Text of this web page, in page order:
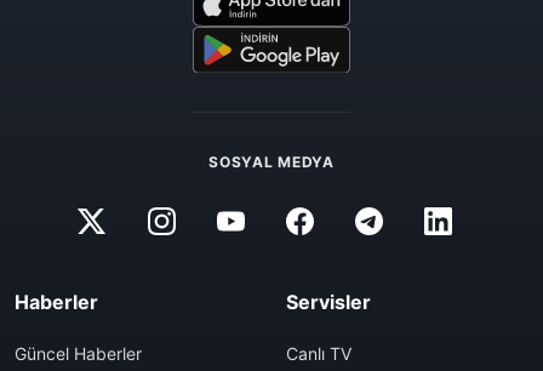
SOSYAL MEDYA
Haberler
Güncel Haberler
Servisler
Canlı TV